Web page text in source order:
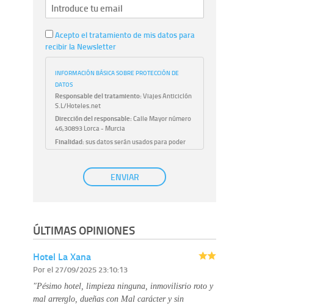
Acepto el tratamiento de mis datos para
recibir la Newsletter
INFORMACIÓN BÁSICA SOBRE PROTECCIÓN DE
DATOS
Responsable del tratamiento:Viajes Anticiclón
S.L/Hoteles.net
Dirección del responsable:Calle Mayor número
46,30893 Lorca - Murcia
Finalidad:sus datos serán usados para poder
atender sus solicitudes y prestarle nuestros
Publicidad: solo le enviaremos publicidad con su
autorización previa, que podrá facilitarnos
con su consentimiento previo, que podrá
facilitarnos mediante la casilla correspondiente
Destinatarios:
personal de nuestra entidad que esté
conocimiento de la información que le pedimos.
No se comunicarán datos a terceros.
ENVIAR
ÚLTIMAS OPINIONES
Hotel La Xana
Porel 27/09/2025 23:10:13
"Pésimo hotel, limpieza ninguna, inmovilisrio roto y
mal arrerglo, dueñas con Mal carácter y sin